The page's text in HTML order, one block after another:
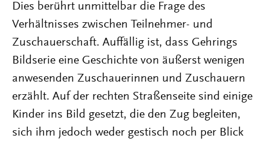
Dies berührt unmittelbar die Frage des
Verhältnisses zwischen Teilnehmer- und
Zuschauerschaft. Auffällig ist, dass Gehrings
Bildserie eine Geschichte von äußerst wenigen
anwesenden Zuschauerinnen und Zuschauern
erzählt. Auf der rechten Straßenseite sind einige
Kinder ins Bild gesetzt, die den Zug begleiten,
sich ihm jedoch weder gestisch noch per Blick